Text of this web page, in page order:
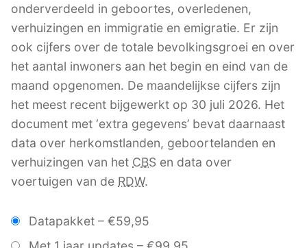
onderverdeeld in geboortes, overledenen,
verhuizingen en immigratie en emigratie. Er zijn
ook cijfers over de totale bevolkingsgroei en over
het aantal inwoners aan het begin en eind van de
maand opgenomen. De maandelijkse cijfers zijn
het meest recent bijgewerkt op 30 juli 2026. Het
document met ‘extra gegevens’ bevat daarnaast
data over herkomstlanden, geboortelanden en
verhuizingen van het CBS en data over
voertuigen van de RDW.
Datapakket – €59,95